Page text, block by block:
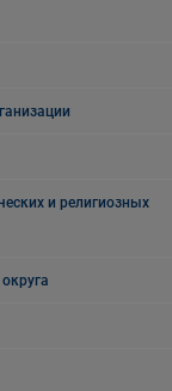
и религиозных